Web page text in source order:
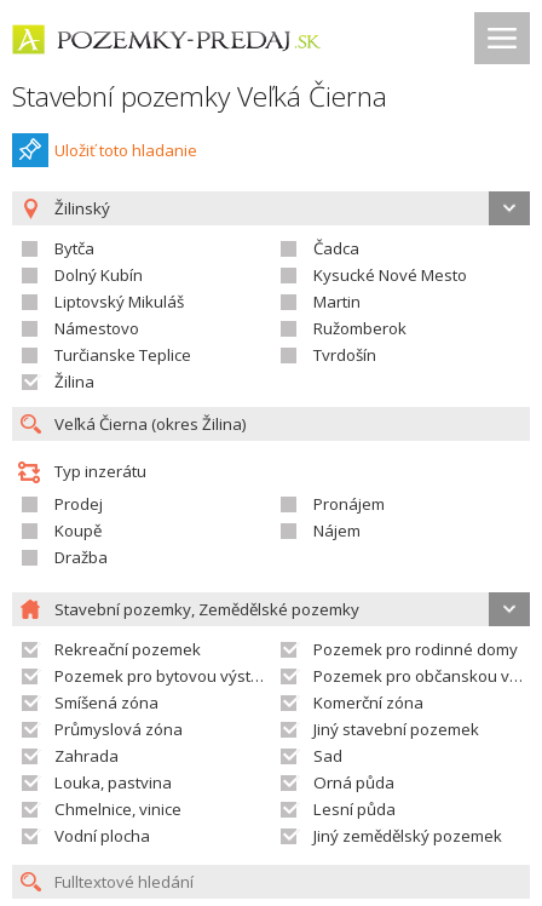
Stavební pozemky Veľká Čierna
Uložiť toto hladanie
Žilinský
Bytča
Čadca
Dolný Kubín
Kysucké Nové Mesto
Liptovský Mikuláš
Martin
Námestovo
Ružomberok
Turčianske Teplice
Tvrdošín
Žilina
Typ inzerátu
Prodej
Pronájem
Koupě
Nájem
Dražba
Stavební pozemky, Zemědělské pozemky
Rekreační pozemek
Pozemek pro rodinné domy
Pozemek pro bytovou výstavbu
Pozemek pro občanskou vybavenost
Smíšená zóna
Komerční zóna
Průmyslová zóna
Jiný stavební pozemek
Zahrada
Sad
Louka, pastvina
Orná půda
Chmelnice, vinice
Lesní půda
Vodní plocha
Jiný zemědělský pozemek